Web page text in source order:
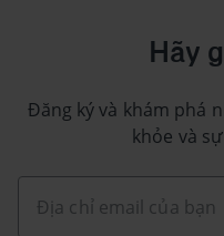
Hãy
Đăng ký và khám phá
khỏe và